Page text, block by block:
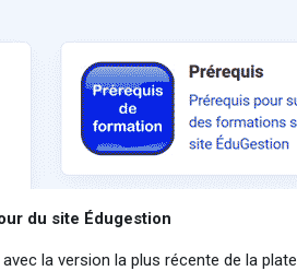
du site Édugestion
la version la plus récente de la